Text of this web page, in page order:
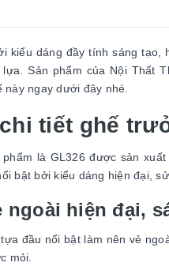
kiểu dáng đầy tính sáng tạo,
Sản phẩm của Nội Thất
này ngay dưới đây nhé.
tiết ghế
là GL326 được sản
bật bởi kiểu dáng hiện đại,
ngoài hiện đại,
đầu nổi bật làm nên vẻ
mỏi.